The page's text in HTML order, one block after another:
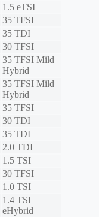
1.5 eTSI
35 TFSI
35 TDI
30 TFSI
35 TFSI Mild
Hybrid
35 TFSI Mild
Hybrid
35 TFSI
30 TDI
35 TDI
2.0 TDI
1.5 TSI
30 TFSI
1.0 TSI
1.4 TSI
eHybrid